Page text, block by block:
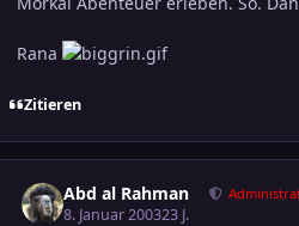
Rana
Zitieren
Abd al Rahman
8. Januar 200323 J.